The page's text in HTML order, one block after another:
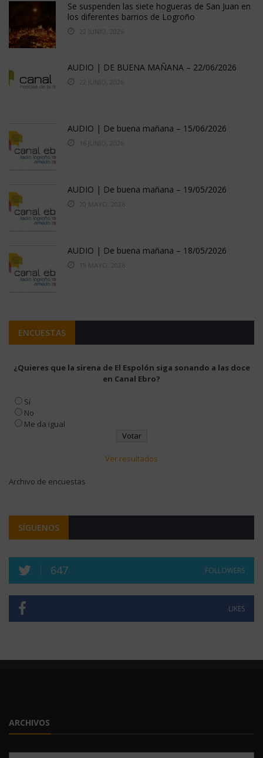
Se suspenden las siete hogueras de San Juan en
los diferentes barrios de Logroño
22 JUNIO, 2026
AUDIO | DE BUENA MAÑANA – 22/06/2026
22 JUNIO, 2026
AUDIO | De buena mañana – 15/06/2026
16 JUNIO, 2026
AUDIO | De buena mañana – 19/05/2026
20 MAYO, 2026
AUDIO | De buena mañana – 18/05/2026
19 MAYO, 2026
ENCUESTAS
¿Quieres que la sirena de El Espolón siga sonando a las doce
en Canal Ebro?
Sí
No
Me da igual
Ver resultados
Archivo de encuestas
SÍGUENOS
647 FOLLOWERS
LIKES
ARCHIVOS